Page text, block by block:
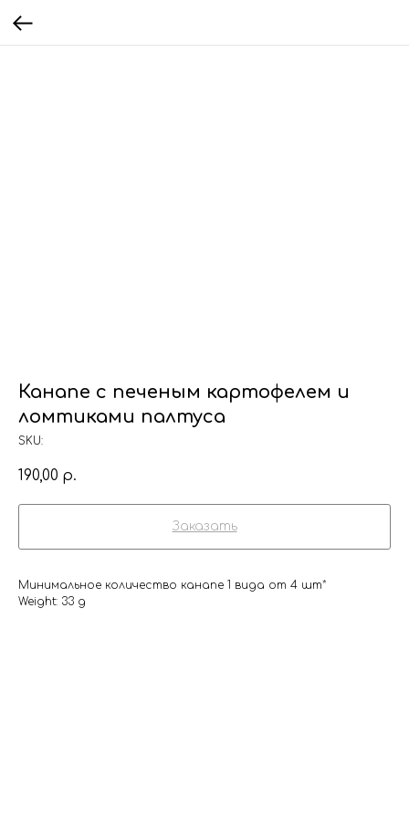
Канапе с печеным картофелем и
ломтиками палтуса
SKU:
190,00 р.
Заказать
Минимальное количество канапе 1 вида от 4 шт*
Weight: 33 g